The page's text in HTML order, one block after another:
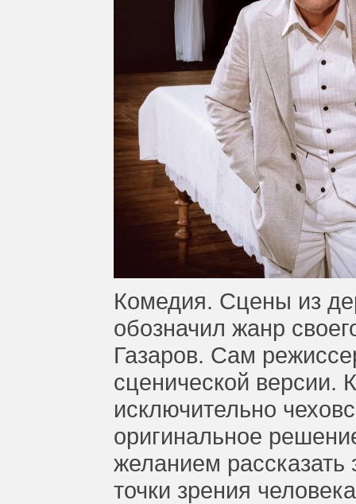
Комедия. Сцены из
обозначил жанр
Газаров. Сам
сценической версии.
исключительно
оригинальное
желанием рассказать
точки зрения